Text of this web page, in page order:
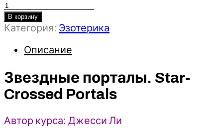
Количество
товара
Звездные
Star-
Portals
-
Джесси
(2025)
В корзину
Категория: Эзотерика
Описание
Звездные порталы. Star-
Crossed Portals
Автор курса: Джесси Ли